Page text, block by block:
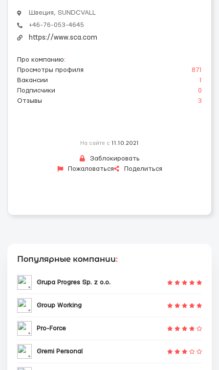
Швеция, SUNDCVALL
+46-76-053-4645
https://www.sca.com
Про компанию:
Просмотры профиля
871
Вакансии
1
Подписчики
0
Отзывы
3
На сайте с 11.10.2021
Заблокировать
Пожаловаться
Поделиться
Популярные компании:
Grupa Progres Sp. z o.o.
Group Working
Pro-Force
Gremi Personal